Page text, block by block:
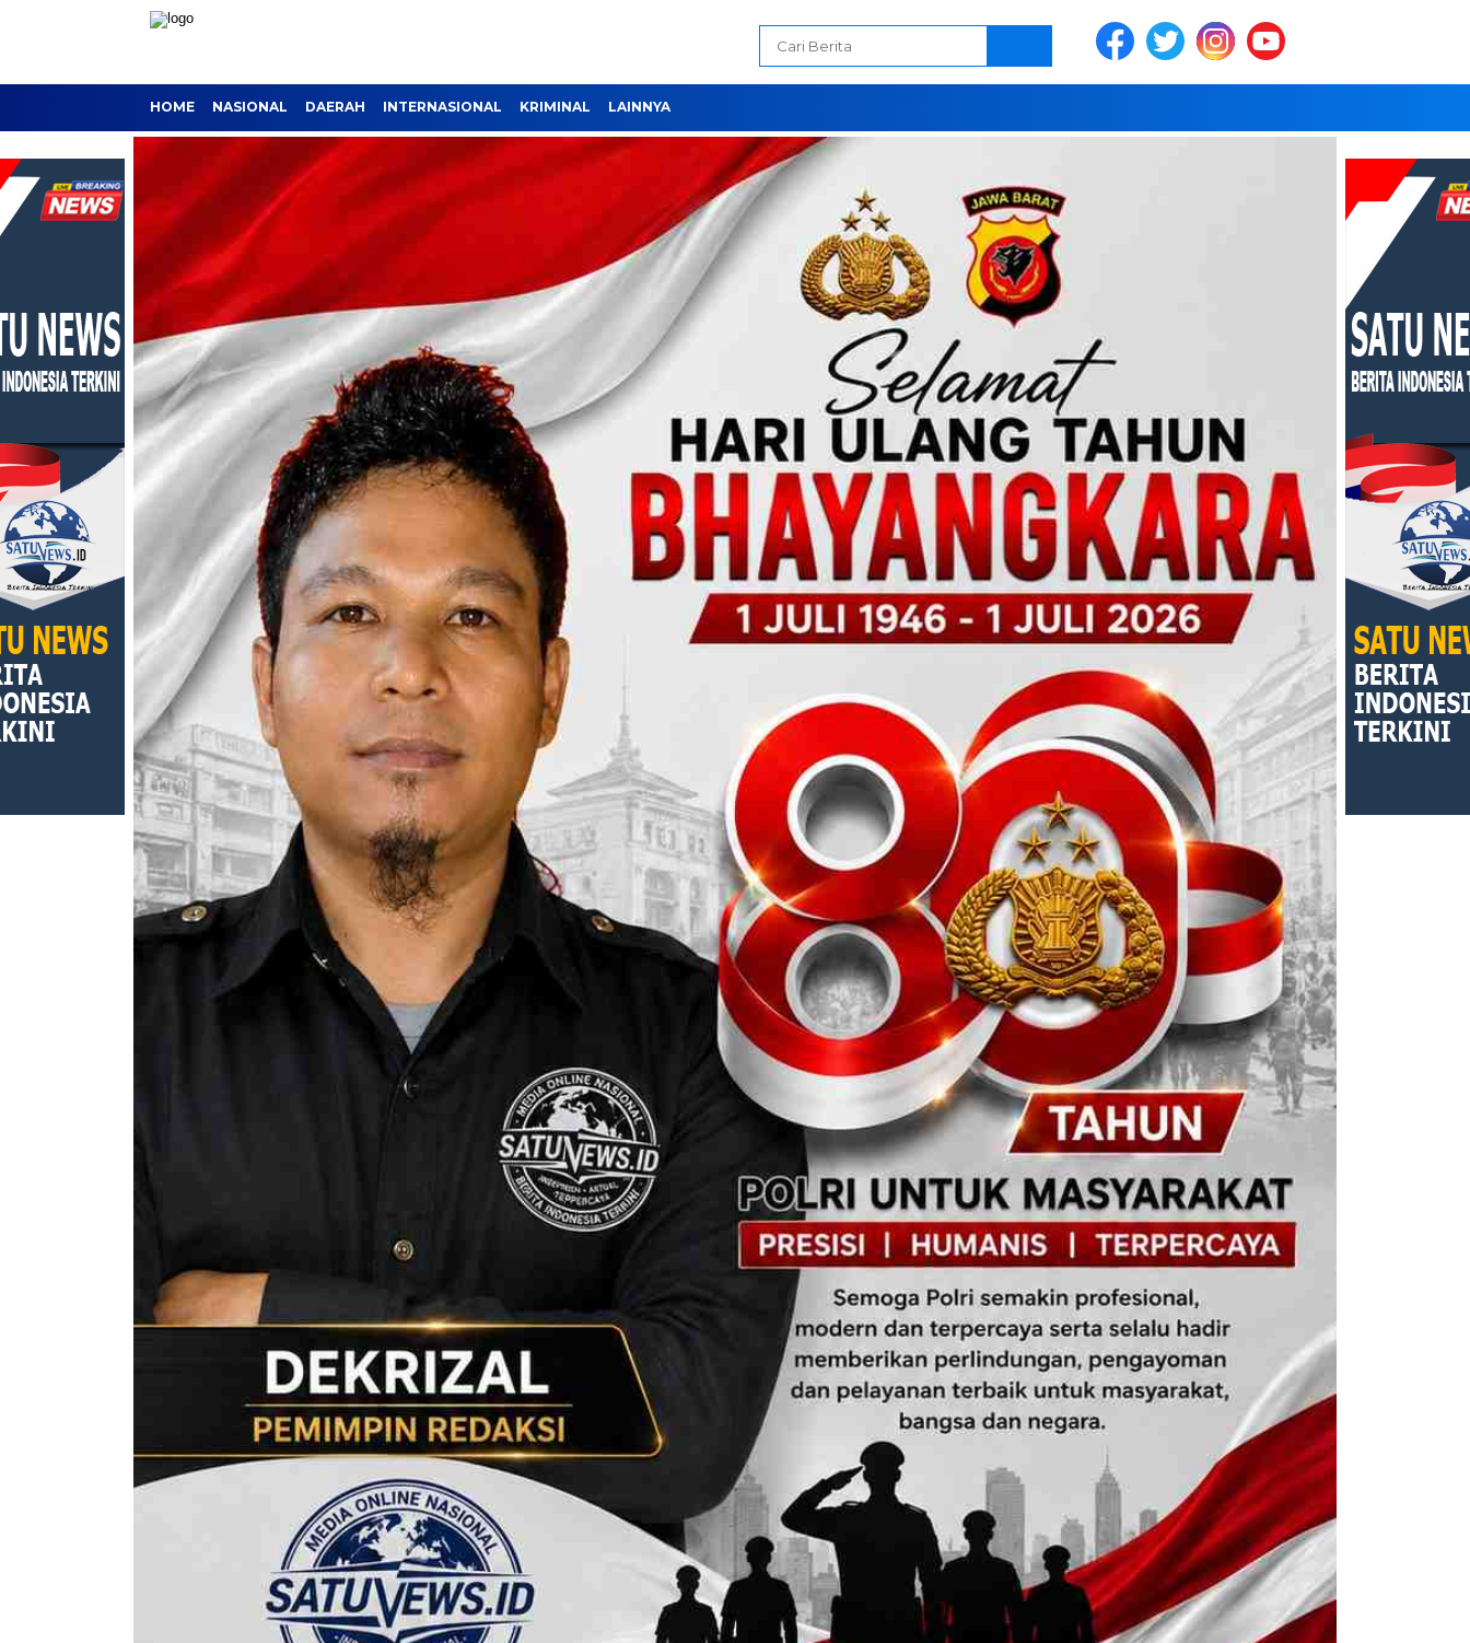
HOME NASIONAL DAERAH INTERNASIONAL KRIMINAL LAINNYA